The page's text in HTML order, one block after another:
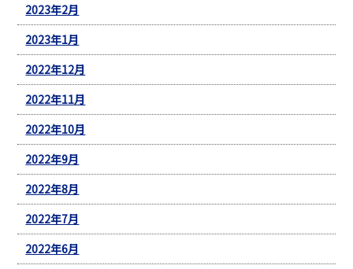
2023年2月
2023年1月
2022年12月
2022年11月
2022年10月
2022年9月
2022年8月
2022年7月
2022年6月